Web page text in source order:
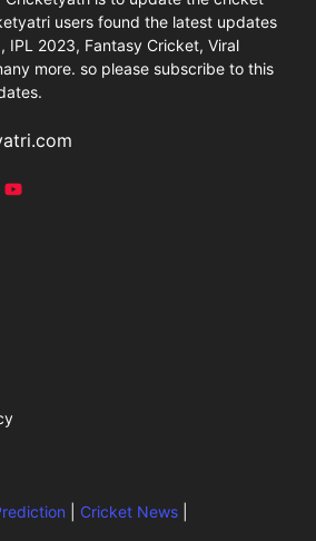
users found the latest updates
IPL 2023, Fantasy Cricket, Viral
more. so please subscribe to this
Cricket News